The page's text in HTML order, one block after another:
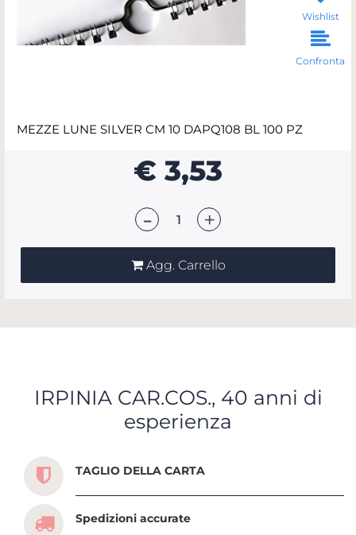
Wishlist
Confronta
MEZZE LUNE SILVER CM 10 DAPQ108 BL 100 PZ
€ 3,53
Agg. Carrello
IRPINIA CAR.COS., 40 anni di
esperienza
Scopri tutti i servizi che ti abbiamo dedicato
TAGLIO DELLA CARTA
Spedizioni accurate